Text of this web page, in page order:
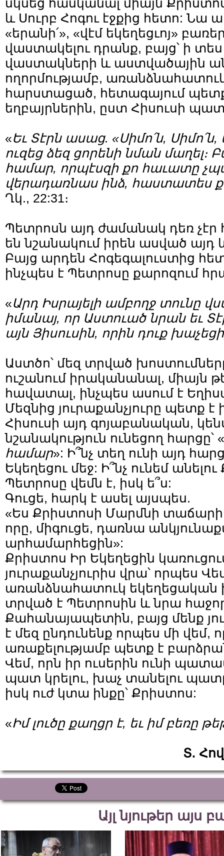
սկսեց հասկանալ միայն
և Սուրբ Հոգու էջքից հետո: Նա
«երանի՛», «վէմ եկեղեցւոյ»
վաստակելու դրանք, բայց՝ ի
վաստակների և աստվածային
ողորմությամբ,
հարստացած, հետագայում
եղբայրներին, ըստ Հիսուսի
«Եւ Տէրն ասաց. «Սիմո՛ն,
ուզեց ձեզ ցորենի նման մաղել։
համար, որպէսզի քո հաւատը
վերադառնաս ինձ, հաստատես
Ղկ., 22:31։
Պետրոսն այդ ժամանակ դեռ չէր
են նշանակում իրեն ասված այդ
Բայց արդեն Հոգեգալուստից
ինչպես է Պետրոսը քարոզում
«Արդ Իսրայելի ամբողջ տունը
իմանայ, որ Աստուած նրան եւ
այն Յիսուսին, որին դուք
Աստծո՝ մեզ տրված
ուշանում իրականանալ, միայն
հավատալ, ինչպես ասում է
Մեզնից յուրաքանչյուրը պետք է
Հիսուսի այդ գոյաբանական,
նշանակություն ունեցող հարցը՝ «
համար»: Ի՞նչ տեղ ունի այդ
Եկեղեցու մեջ: Ի՞նչ ունեմ
Պետրոսը վեմն է, իսկ ե՞ս:
Գուցե, հարկ է ասել այսպես.
«Ես Քրիստոսի Մարմնի տաճարի
որը, միգուցե, դառնա
արհամարհեցին»:
Քրիստոս Իր Եկեղեցին
յուրաքանչյուրիս վրա՝ որպես
առանձնահատուկ եկեղեցական
տրված է Պետրոսին և նրա
Քահանայապետին, բայց մենք
է մեզ ընդունենք որպես մի վեմ,
առաքելությամբ պետք է
Վեմ, որն իր ուսերին ունի
պատ կրելու, խաչ տանելու
իսկ ուժ կտա ինքը՝ Քրիստոս:
«Իմ լուծը քաղցր է, եւ իմ բեռը
Տ.
Այլ նյութեր այս